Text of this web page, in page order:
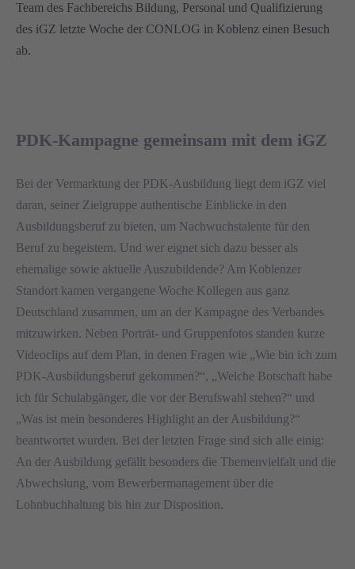
Team des Fachbereichs Bildung, Personal und Qualifizierung
des iGZ letzte Woche der CONLOG in Koblenz einen Besuch
ab.
PDK-Kampagne gemeinsam mit dem iGZ
Bei der Vermarktung der PDK-Ausbildung liegt dem iGZ viel
daran, seiner Zielgruppe authentische Einblicke in den
Ausbildungsberuf zu bieten, um Nachwuchstalente für den
Beruf zu begeistern. Und wer eignet sich dazu besser als
ehemalige sowie aktuelle Auszubildende? Am Koblenzer
Standort kamen vergangene Woche Kollegen aus ganz
Deutschland zusammen, um an der Kampagne des Verbandes
mitzuwirken. Neben Porträt- und Gruppenfotos standen kurze
Videoclips auf dem Plan, in denen Fragen wie „Wie bin ich zum
PDK-Ausbildungsberuf gekommen?“, „Welche Botschaft habe
ich für Schulabgänger, die vor der Berufswahl stehen?“ und
„Was ist mein besonderes Highlight an der Ausbildung?“
beantwortet wurden. Bei der letzten Frage sind sich alle einig:
An der Ausbildung gefällt besonders die Themenvielfalt und die
Abwechslung, vom Bewerbermanagement über die
Lohnbuchhaltung bis hin zur Disposition.